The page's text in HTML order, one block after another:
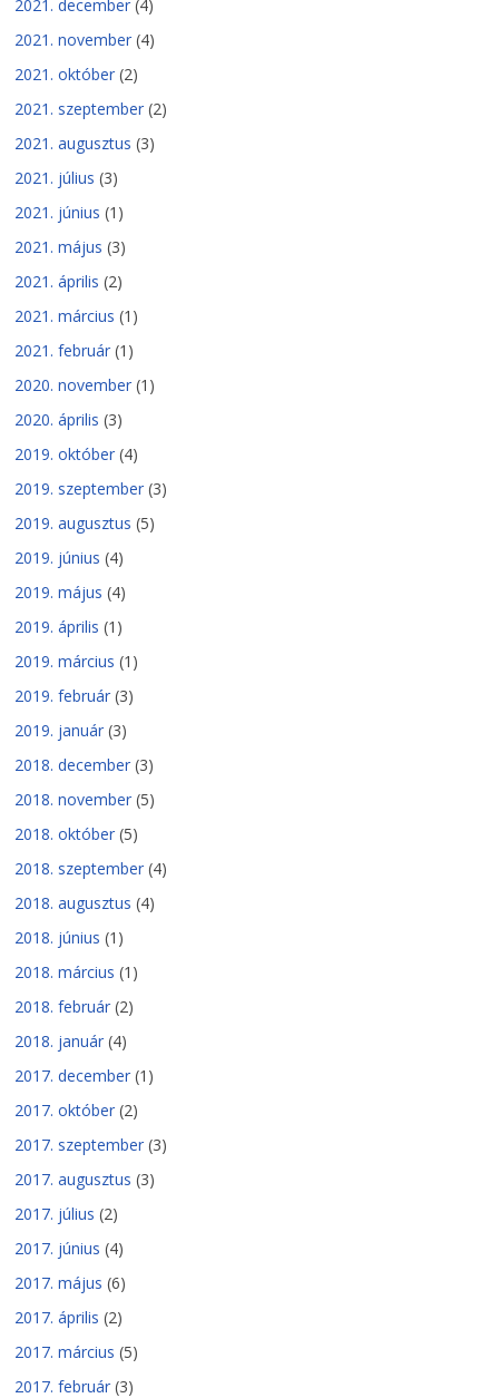
2021. december (4)
2021. november (4)
2021. október (2)
2021. szeptember (2)
2021. augusztus (3)
2021. július (3)
2021. június (1)
2021. május (3)
2021. április (2)
2021. március (1)
2021. február (1)
2020. november (1)
2020. április (3)
2019. október (4)
2019. szeptember (3)
2019. augusztus (5)
2019. június (4)
2019. május (4)
2019. április (1)
2019. március (1)
2019. február (3)
2019. január (3)
2018. december (3)
2018. november (5)
2018. október (5)
2018. szeptember (4)
2018. augusztus (4)
2018. június (1)
2018. március (1)
2018. február (2)
2018. január (4)
2017. december (1)
2017. október (2)
2017. szeptember (3)
2017. augusztus (3)
2017. július (2)
2017. június (4)
2017. május (6)
2017. április (2)
2017. március (5)
2017. február (3)